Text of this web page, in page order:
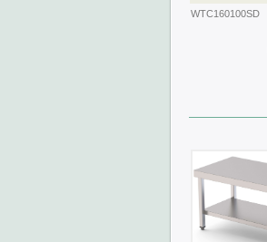
WTC160100SD